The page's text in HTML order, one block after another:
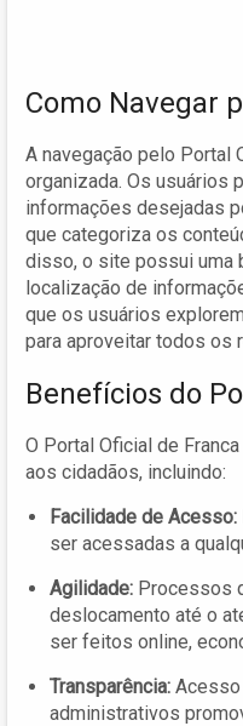
Como Navegar
A navegação pelo Portal
organizada. Os usuários
informações desejadas
que categoriza os
disso, o site possui uma
localização de
que os usuários
para aproveitar todos os
Benefícios do
O Portal Oficial de
aos cidadãos, incluindo:
Facilidade de Acesso:
ser acessadas a
Agilidade: Processos
deslocamento até o
ser feitos online,
Transparência:
administrativos